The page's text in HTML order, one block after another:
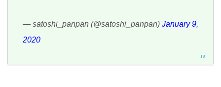
— satoshi_panpan (@satoshi_panpan) January 9,
2020